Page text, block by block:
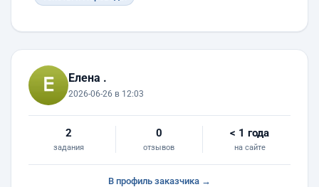
Елена .
2026-06-26 в 12:03
2
задания
0
отзывов
< 1 года
на сайте
В профиль заказчика →